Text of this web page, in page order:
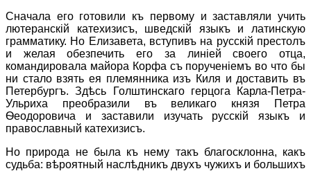
Сначала его готовили къ первому и заставляли учить
лютеранскiй катехизисъ, шведскiй языкъ и латинскую
грамматику. Но Елизавета, вступивъ на русскiй престолъ
и желая обезпечить его за линiей своего отца,
командировала майора Корфа съ порученiемъ во что бы
ни стало взять ея племянника изъ Киля и доставить въ
Петербургъ. Здѣсь Голштинскаго герцога Карла-Петра-
Ульриха преобразили въ великаго князя Петра
Ѳеодоровича и заставили изучать русскiй языкъ и
православный катехизисъ.
Но природа не была къ нему такъ благосклонна, какъ
судьба: вѣроятный наслѣдникъ двухъ чужихъ и большихъ